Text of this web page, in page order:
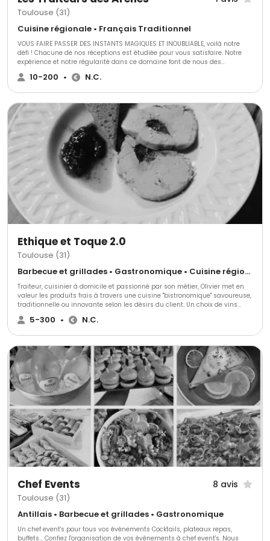
Toulouse (31)
Cuisine régionale • Français Traditionnel
VOUS FAIRE PASSER DES INSTANTS MAGIQUES ET INOUBLIABLE, voilà notre
défi ! Chacune de nos réceptions est étudiée pour vous satisfaire. Notre
expérience et notre régularité dans ce domaine font de nous des
professionnels reconnu. Nous tenons à rester à votre écoute, notre
disponibilité est indispensable à la réalisation d une réception réussie.
une signature.
10-200 • N.C.
Ethique et Toque 2.0
Toulouse (31)
Barbecue et grillades • Gastronomique • Cuisine régionale
Traiteur, cuisinier à domicile et passionné par son métier, Olivier met en
valeur les produits frais à travers une cuisine "bistronomique" savoureuse,
traditionnelle ou innovante selon les désirs du client. Un choix de vins
locaux rigoureusement sélectionnés peut compléter votre repas. Ethique &
Toque est votre partenaire privilégié si vous souhaitez une cuisine et un
qualité.
5-300 • N.C.
Chef Events 8 avis
Toulouse (31)
Antillais • Barbecue et grillades • Gastronomique
Un chef event's pour tous vos événements Cocktails, plateaux repas,
buffets... Confiez l'organisation de vos événements à chef event's. Nous